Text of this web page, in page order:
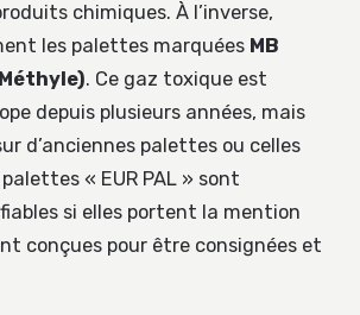
chimiques. À l’inverse,
les palettes marquées MB
. Ce gaz toxique est
depuis plusieurs années, mais
d’anciennes palettes ou celles
« EUR PAL » sont
si elles portent la mention
conçues pour être consignées et